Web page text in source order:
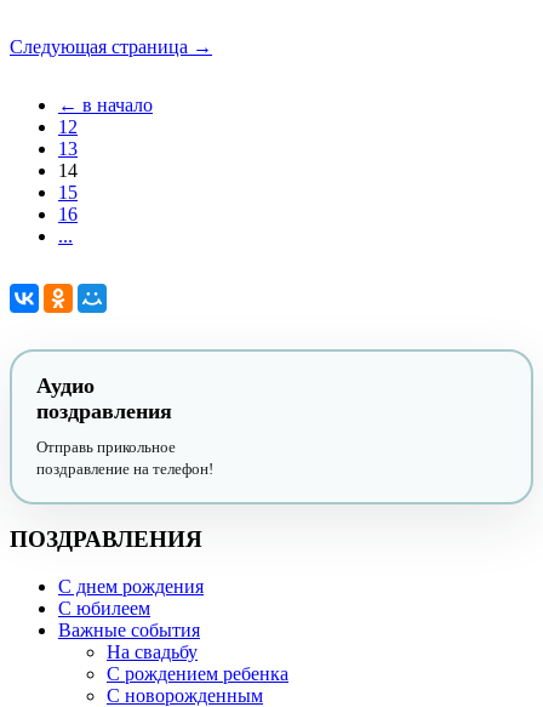
Следующая страница →
← в начало
12
13
14
15
16
...
Аудио
поздравления
Отправь прикольное
поздравление на телефон!
ПОЗДРАВЛЕНИЯ
С днем рождения
С юбилеем
Важные события
На свадьбу
С рождением ребенка
С новорожденным